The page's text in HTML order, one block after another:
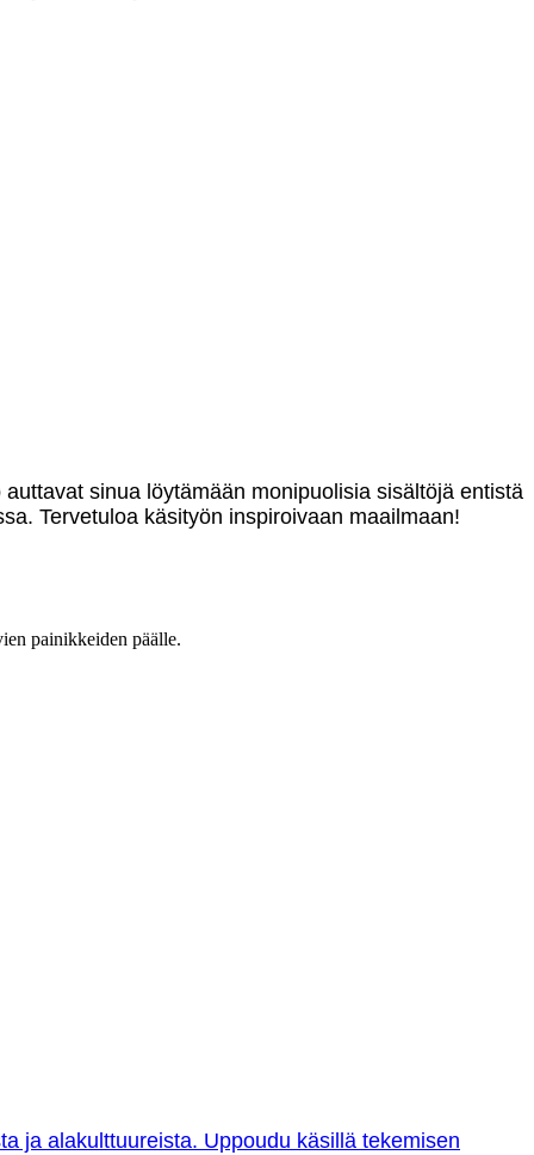
sinua löytämään monipuolisia sisältöjä entistä
Tervetuloa käsityön inspiroivaan maailmaan!
painikkeiden päälle.
ja alakulttuureista. Uppoudu käsillä tekemisen